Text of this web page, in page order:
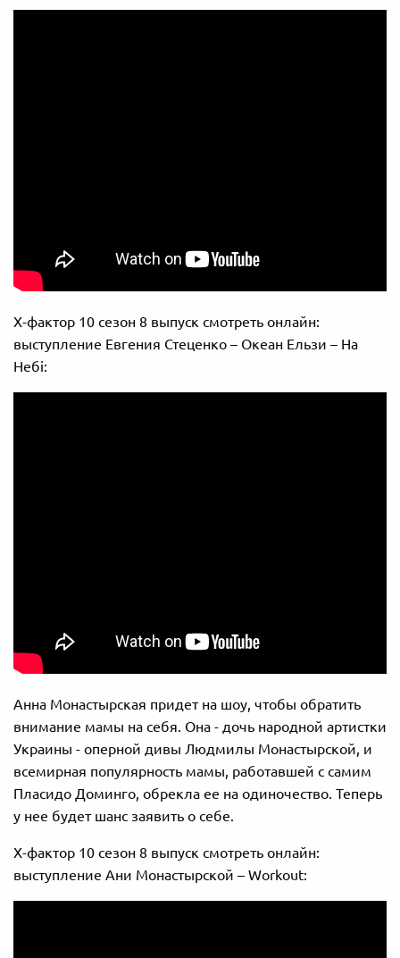
Х-фактор 10 сезон 8 выпуск смотреть онлайн:
выступление Евгения Стеценко – Океан Ельзи – На
Небі:
Анна Монастырская придет на шоу, чтобы обратить
внимание мамы на себя. Она - дочь народной артистки
Украины - оперной дивы Людмилы Монастырской, и
всемирная популярность мамы, работавшей с самим
Пласидо Доминго, обрекла ее на одиночество. Теперь
у нее будет шанс заявить о себе.
Х-фактор 10 сезон 8 выпуск смотреть онлайн:
выступление Ани Монастырской – Workout: